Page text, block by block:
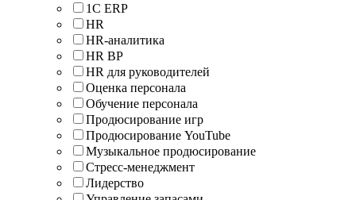
1С ERP
HR
HR-аналитика
HR BP
HR для руководителей
Оценка персонала
Обучение персонала
Продюсирование игр
Продюсирование YouTube
Музыкальное продюсирование
Стресс-менеджмент
Лидерство